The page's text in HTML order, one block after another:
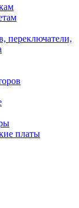
переключатели,
платы